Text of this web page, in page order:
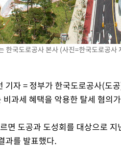
한국도로공사 본사 (사진=한국도로공사
기자 = 정부가 한국도로공사(도
과세 혜택을 악용한 탈세 혐의
면 도공과 도성회를 대상으로
과를 발표했다.